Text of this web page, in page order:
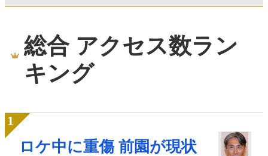
総合 アクセス数ラン
キング
ロケ中に重傷 前園が現状